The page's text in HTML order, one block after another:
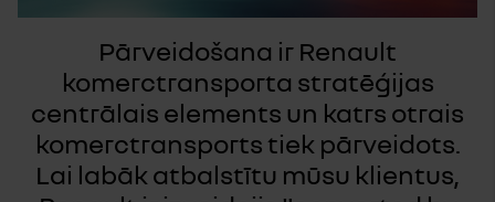
Pārveidošana ir Renault
komerctransporta stratēģijas
centrālais elements un katrs otrais
komerctransports tiek pārveidots.
Lai labāk atbalstītu mūsu klientus,